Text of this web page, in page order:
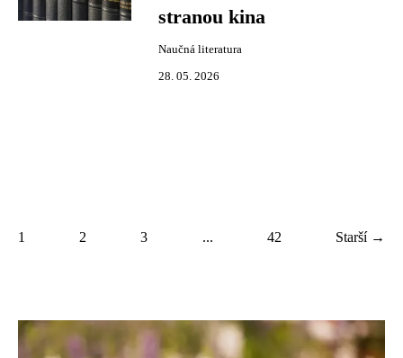
stranou kina
Naučná literatura
28. 05. 2026
1 2 3 ... 42 Starší →